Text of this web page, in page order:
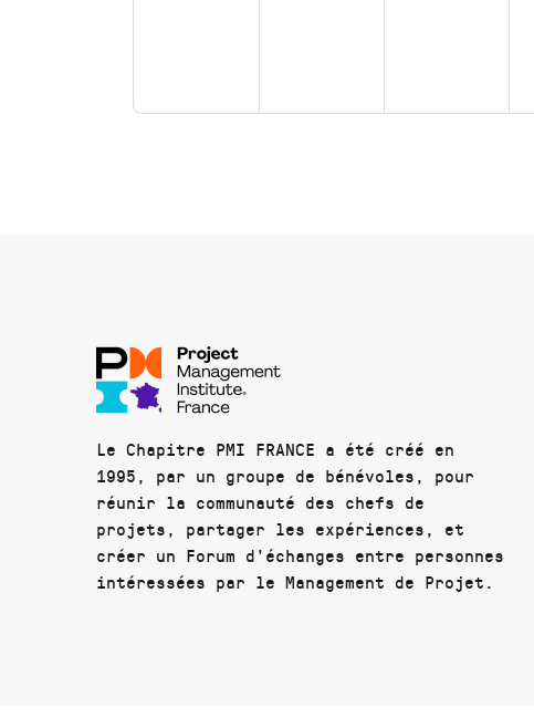
Le Chapitre PMI FRANCE a été créé en
1995, par un groupe de bénévoles, pour
réunir la communauté des chefs de
projets, partager les expériences, et
créer un Forum d'échanges entre personnes
intéressées par le Management de Projet.